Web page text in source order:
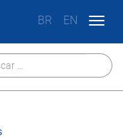
BR EN